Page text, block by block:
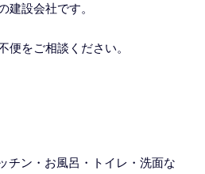
建設会社です。
便をご相談ください。
チン・お風呂・トイレ・洗面な